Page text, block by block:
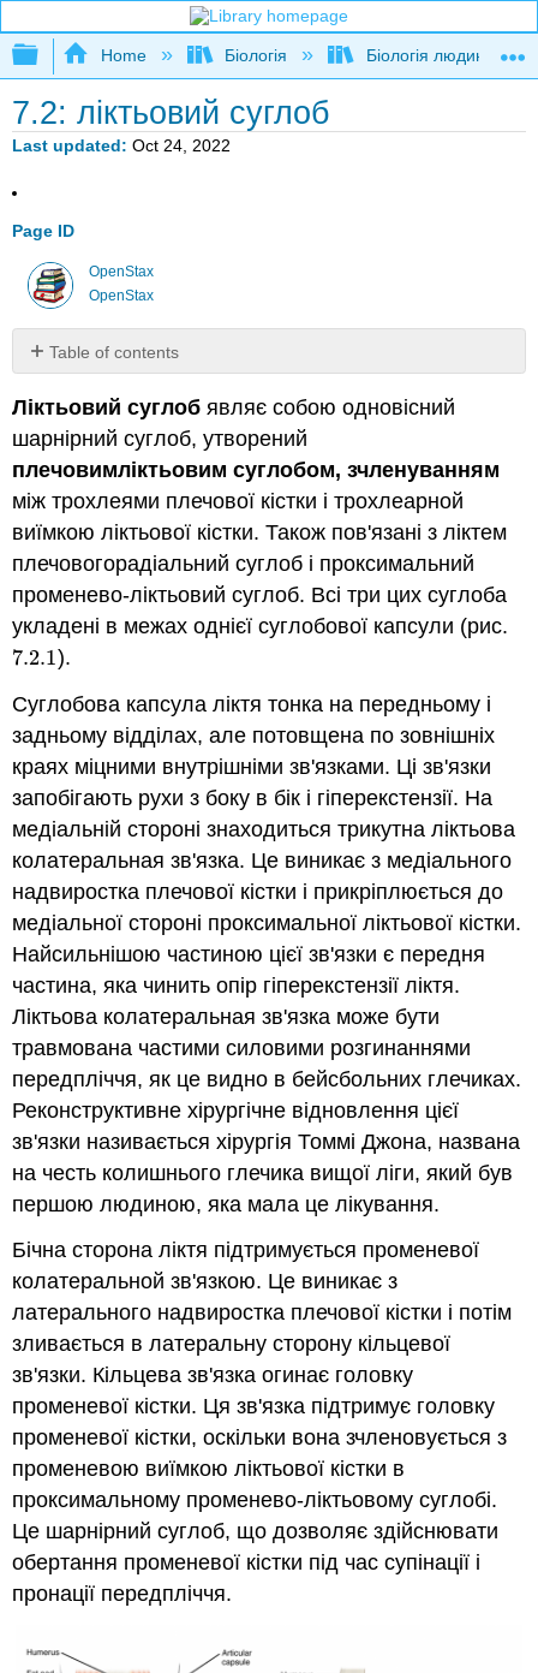
Expand/collapse global hierarchy
Home Біологія Біологія людини
7.2: ліктьовий суглоб
Last updated Oct 24, 2022
Page ID
OpenStax
OpenStax
Table of contents
No
Ліктьовий суглоб являє собою одновісний
шарнірний суглоб, утворений
плечовимліктьовим суглобом, зчленуванням
між трохлеями плечової кістки і трохлеарной
виїмкою ліктьової кістки. Також пов'язані з ліктем
плечовогорадіальний суглоб і проксимальний
променево-ліктьовий суглоб. Всі три цих суглоба
укладені в межах однієї суглобової капсули (рис.
7.2.1
7.2.1).
Суглобова капсула ліктя тонка на передньому і
задньому відділах, але потовщена по зовнішніх
краях міцними внутрішніми зв'язками. Ці зв'язки
запобігають рухи з боку в бік і гіперекстензії. На
медіальній стороні знаходиться трикутна ліктьова
колатеральная зв'язка. Це виникає з медіального
надвиростка плечової кістки і прикріплюється до
медіальної стороні проксимальної ліктьової кістки.
Найсильнішою частиною цієї зв'язки є передня
частина, яка чинить опір гіперекстензії ліктя.
Ліктьова колатеральная зв'язка може бути
травмована частими силовими розгинаннями
передпліччя, як це видно в бейсбольних глечиках.
Реконструктивне хірургічне відновлення цієї
зв'язки називається хірургія Томмі Джона, названа
на честь колишнього глечика вищої ліги, який був
першою людиною, яка мала це лікування.
Бічна сторона ліктя підтримується променевої
колатеральной зв'язкою. Це виникає з
латерального надвиростка плечової кістки і потім
зливається в латеральну сторону кільцевої
зв'язки. Кільцева зв'язка огинає головку
променевої кістки. Ця зв'язка підтримує головку
променевої кістки, оскільки вона зчленовується з
променевою виїмкою ліктьової кістки в
проксимальному променево-ліктьовому суглобі.
Це шарнірний суглоб, що дозволяє здійснювати
обертання променевої кістки під час супінації і
пронації передпліччя.